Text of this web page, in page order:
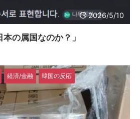
2026/5/10
の属国なのか？」
経済/金融 韓国の反応